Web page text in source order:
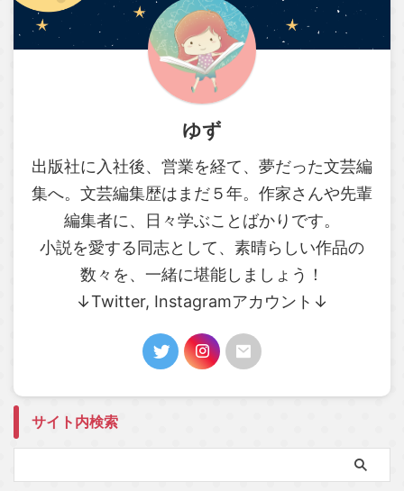
ゆず
出版社に入社後、営業を経て、夢だった文芸編
集へ。文芸編集歴はまだ５年。作家さんや先輩
編集者に、日々学ぶことばかりです。
小説を愛する同志として、素晴らしい作品の
数々を、一緒に堪能しましょう！
↓Twitter, Instagramアカウント↓
サイト内検索